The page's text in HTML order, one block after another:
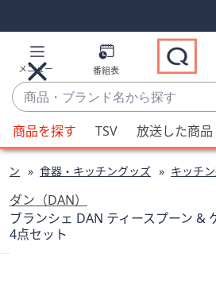
Links
Links2
メニュー 番組表
商
品・
ブ
ラ
ン
名
か
ら
候
補
利
用
可
能
商品を探す TSV 放送した商品
ン 食器・キッチングッズ キッチ
ダン（DAN）
ブランシェ DAN ティースプーン &
4点セット